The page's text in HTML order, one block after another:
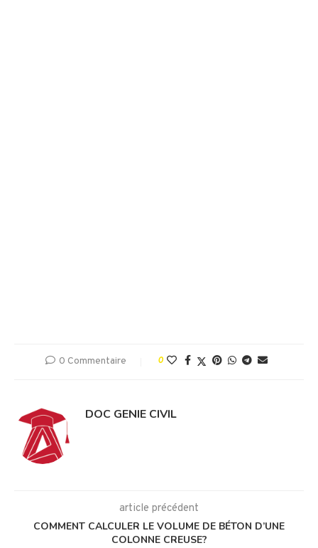
0 Commentaire 0
DOC GENIE CIVIL
article précédent
COMMENT CALCULER LE VOLUME DE BÉTON D’UNE
COLONNE CREUSE?